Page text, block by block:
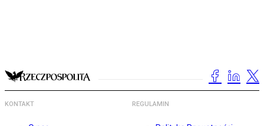
KONTAKT REGULAMIN